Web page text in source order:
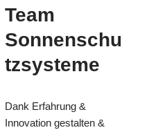
Team
Sonnenschu
tzsysteme
Dank Erfahrung &
Innovation gestalten &